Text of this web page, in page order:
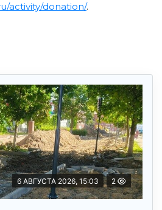
activity/donation/.
6 АВГУСТА 2026, 15:03 2